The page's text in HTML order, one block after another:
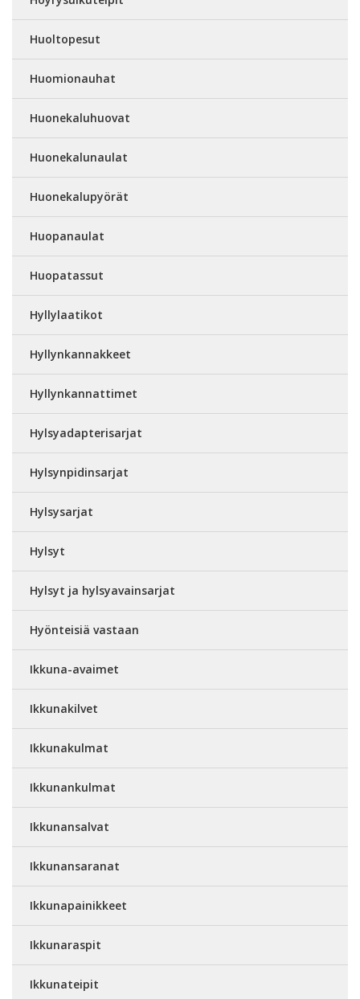
Huoltopesut
Huomionauhat
Huonekaluhuovat
Huonekalunaulat
Huonekalupyörät
Huopanaulat
Huopatassut
Hyllylaatikot
Hyllynkannakkeet
Hyllynkannattimet
Hylsyadapterisarjat
Hylsynpidinsarjat
Hylsysarjat
Hylsyt
Hylsyt ja hylsyavainsarjat
Hyönteisiä vastaan
Ikkuna-avaimet
Ikkunakilvet
Ikkunakulmat
Ikkunankulmat
Ikkunansalvat
Ikkunansaranat
Ikkunapainikkeet
Ikkunaraspit
Ikkunateipit